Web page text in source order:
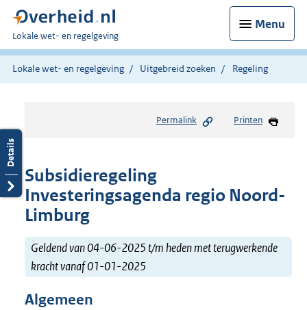
Menu
U
bent
hier:
Lokale wet- en regelgeving
Lokale wet- en regelgeving Uitgebreid zoeken Regeling
Permalink Printen
Subsidieregeling
Investeringsagenda regio Noord-
Limburg
Geldend van 04-06-2025 t/m heden met terugwerkende
kracht vanaf 01-01-2025
Algemeen